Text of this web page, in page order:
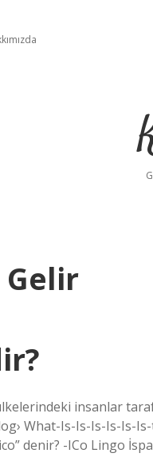
Gelir
insanlar
What-Is-Is-Is-Is-Is-
denir? -ICo Lingo